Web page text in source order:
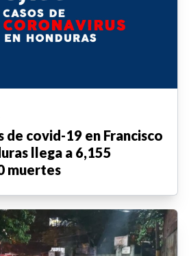
de covid-19 en Francisco
llega a 6,155
muertes